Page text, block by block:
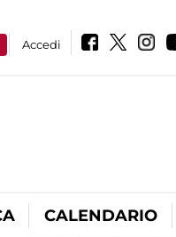
Accedi
CALENDARIO